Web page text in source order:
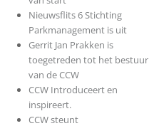
Nieuwsflits 6 Stichting
Parkmanagement is uit
Gerrit Jan Prakken is
toegetreden tot het bestuur
van de CCW
CCW Introduceert en
inspireert.
CCW steunt